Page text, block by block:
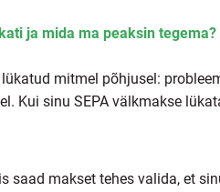
ja mida ma peaksin tegema?
mitmel põhjusel:
Kui sinu SEPA välkmakse
saad makset tehes valida, et